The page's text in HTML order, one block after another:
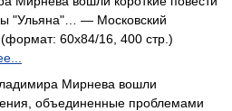
"Ульяна"… — Московский
60x84/16, 400 стр.)
Мирнева вошли
объединенные проблемами